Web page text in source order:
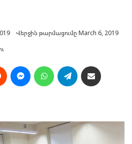
Վերջին թարմացումը March 6, 2019
Reddit MessengerWhatsAppTelegram